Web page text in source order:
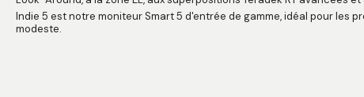
Indie 5 est notre moniteur Smart 5 d'entrée de gamme, idéal pour les
modeste.